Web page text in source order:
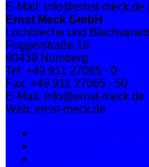
E-Mail: info@ernst-
Ernst Meck GmbH
Lochbleche und
Fuggerstraße 16
90439 Nürnberg
Tel: +49 911 27065 - 0
Fax: +49 911 27065 - 50
E-Mail: info@ernst-meck.de
Web: ernst-meck.de